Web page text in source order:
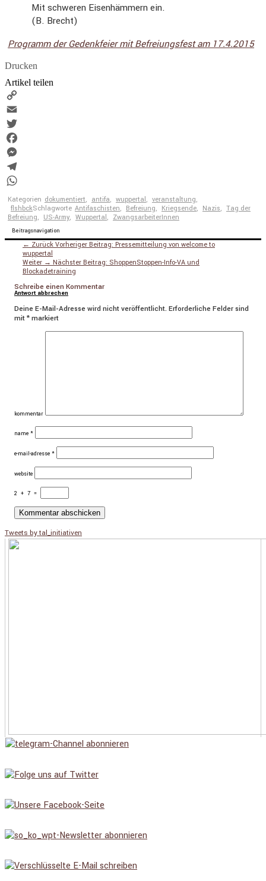
Mit schweren Eisen­häm­mern ein.
(B. Brecht)
Programm der Gedenk­feier mit Befrei­ungs­fest am 17.4.2015
Drucken
Artikel teilen
Copy
Link
Email
Twitter
Facebook
Messenger
Telegram
WhatsApp
Kategorien dokumentiert, antifa, wuppertal, veranstaltung,
flshbckSchlagworte Antifaschisten, Befreiung, Kriegsende, Nazis, Tag der
Befreiung, US-Army, Wuppertal, ZwangsarbeiterInnen
Beitragsnavigation
← Zurück Vorheriger Beitrag: Pressemitteilung von welcome to
wuppertal
Weiter → Nächster Beitrag: ShoppenStoppen-Info-VA und
Blockadetraining
Schreibe einen Kommentar
Antwort abbrechen
Deine E-Mail-Adresse wird nicht veröffentlicht. Erforderliche Felder sind
mit*markiert
kommentar
name *
e-mail-adresse *
website
2 + 7 =
Tweets by tal_initiativen